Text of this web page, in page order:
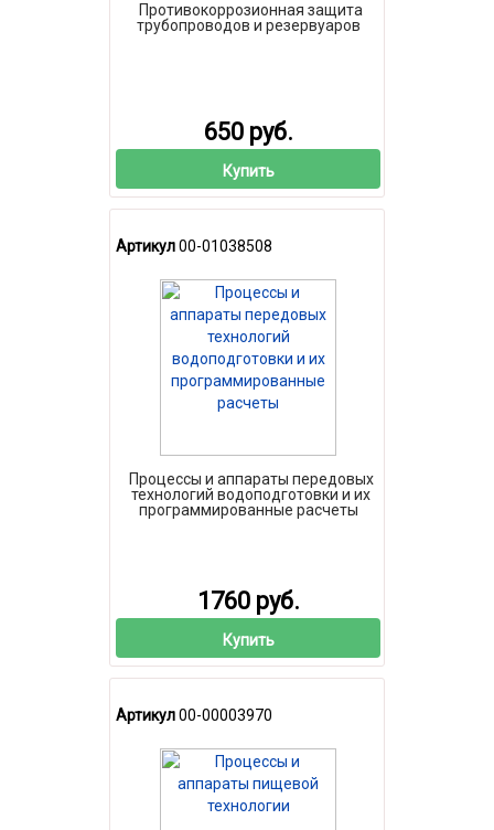
Противокоррозионная защита
трубопроводов и резервуаров
650 руб.
Купить
Артикул00-01038508
Процессы и аппараты передовых
технологий водоподготовки и их
программированные расчеты
1760 руб.
Купить
Артикул00-00003970